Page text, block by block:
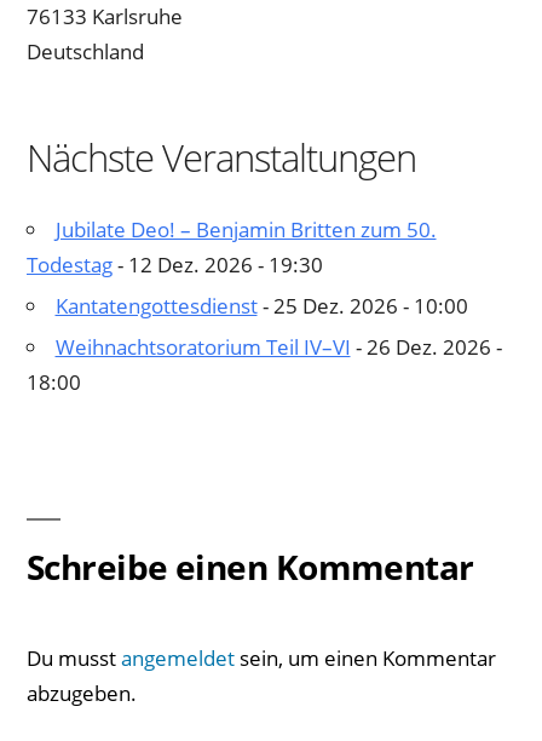
76133 Karlsruhe
Deutschland
Nächste Veranstaltungen
Jubilate Deo! – Benjamin Britten zum 50.
Todestag- 12 Dez. 2026 - 19:30
Kantatengottesdienst- 25 Dez. 2026 - 10:00
Weihnachtsoratorium Teil IV–VI - 26 Dez. 2026 -
18:00
Schreibe einen Kommentar
Du musstangemeldet sein, um einen Kommentar
abzugeben.